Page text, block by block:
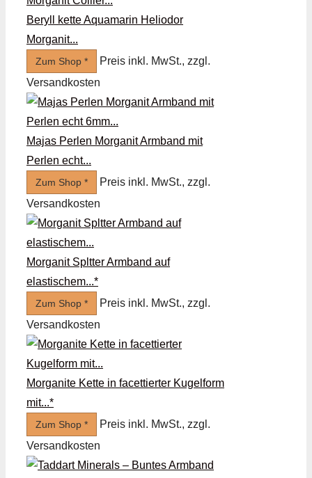
Beryll kette Aquamarin Heliodor
Morganit...
Zum Shop *
Preis inkl. MwSt., zzgl.
Versandkosten
Majas Perlen Morganit Armband mit
Perlen echt...
Zum Shop *
Preis inkl. MwSt., zzgl.
Versandkosten
Morganit Spltter Armband auf
elastischem...*
Zum Shop *
Preis inkl. MwSt., zzgl.
Versandkosten
Morganite Kette in facettierter Kugelform
mit...*
Zum Shop *
Preis inkl. MwSt., zzgl.
Versandkosten